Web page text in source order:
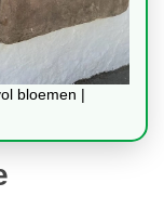
bloemen |